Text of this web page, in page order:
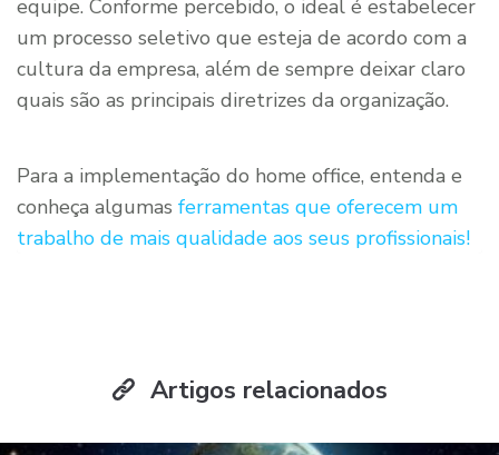
equipe. Conforme percebido, o ideal é estabelecer
um processo seletivo que esteja de acordo com a
cultura da empresa, além de sempre deixar claro
quais são as principais diretrizes da organização.
Para a implementação do home office, entenda e
conheça algumas ferramentas que oferecem um
trabalho de mais qualidade aos seus profissionais!
Artigos relacionados